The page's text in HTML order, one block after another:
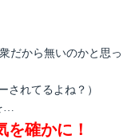
だから無いのかと思っ
されてるよね？）
…
確かに！